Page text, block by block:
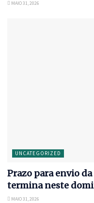
MAIO 31, 2026
UNCATEGORIZED
Prazo para envio
termina neste
MAIO 31, 2026